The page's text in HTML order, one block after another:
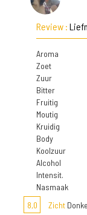
Review :
Aroma
Zoet
Zuur
Bitter
Fruitig
Moutig
Kruidig
Body
Koolzuur
Alcohol
Intensit.
Nasmaak
8,0
Zicht